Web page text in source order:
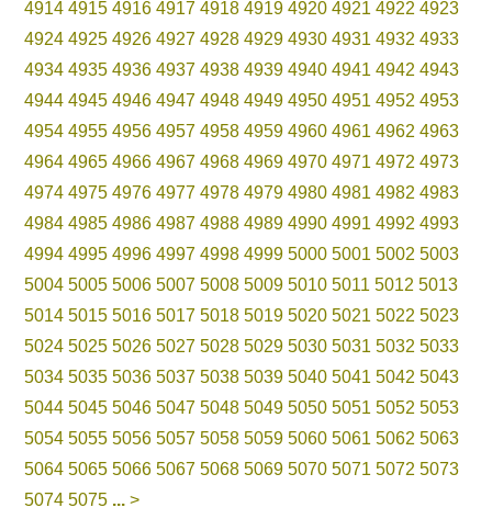
4914 4915 4916 4917 4918 4919 4920 4921 4922 4923
4924 4925 4926 4927 4928 4929 4930 4931 4932 4933
4934 4935 4936 4937 4938 4939 4940 4941 4942 4943
4944 4945 4946 4947 4948 4949 4950 4951 4952 4953
4954 4955 4956 4957 4958 4959 4960 4961 4962 4963
4964 4965 4966 4967 4968 4969 4970 4971 4972 4973
4974 4975 4976 4977 4978 4979 4980 4981 4982 4983
4984 4985 4986 4987 4988 4989 4990 4991 4992 4993
4994 4995 4996 4997 4998 4999 5000 5001 5002 5003
5004 5005 5006 5007 5008 5009 5010 5011 5012 5013
5014 5015 5016 5017 5018 5019 5020 5021 5022 5023
5024 5025 5026 5027 5028 5029 5030 5031 5032 5033
5034 5035 5036 5037 5038 5039 5040 5041 5042 5043
5044 5045 5046 5047 5048 5049 5050 5051 5052 5053
5054 5055 5056 5057 5058 5059 5060 5061 5062 5063
5064 5065 5066 5067 5068 5069 5070 5071 5072 5073
5074 5075 ... >